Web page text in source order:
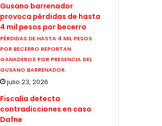
Gusano barrenador
provoca pérdidas de hasta
4 mil pesos por becerro
PÉRDIDAS DE HASTA 4 MIL PESOS
POR BECERRO REPORTAN
GANADEROS POR PRESENCIA DEL
GUSANO BARRENADOR.
julio 23, 2026
Fiscalía detecta
contradicciones en caso
Dafne